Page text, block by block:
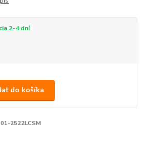
2-4 dní
do košíka
01-2522LCSM